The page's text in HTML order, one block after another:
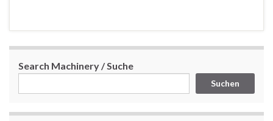
Search Machinery / Suche
Suchen